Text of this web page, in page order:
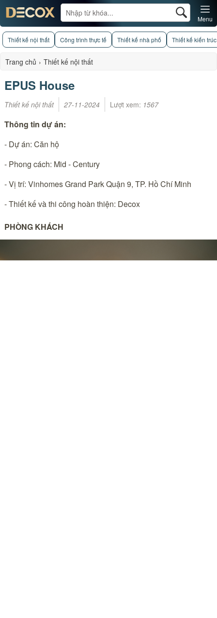
Menu
Thiết kế nội thất Công trình thực tế Thiết kế nhà phố Thiết kế kiến trúc
Trang chủ › Thiết kế nội thất
EPUS House
Thiết kế nội thất 27-11-2024 Lượt xem: 1567
Thông tin dự án:
- Dự án: Căn hộ
- Phong cách: Mid - Century
- Vị trí: Vinhomes Grand Park Quận 9, TP. Hồ Chí Minh
- Thiết kế và thi công hoàn thiện: Decox
PHÒNG KHÁCH